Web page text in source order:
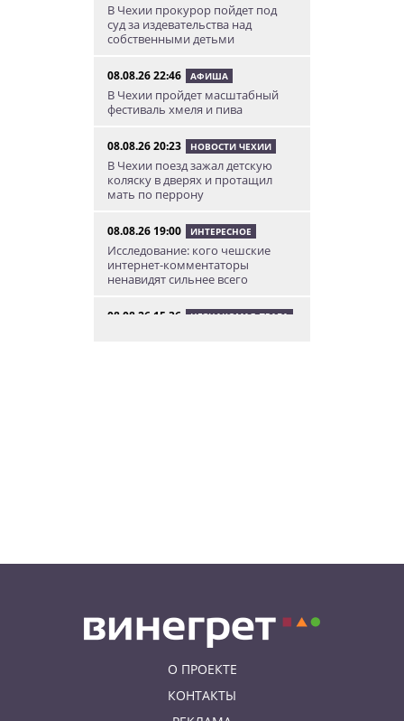
В Чехии прокурор пойдет под
суд за издевательства над
собственными детьми
08.08.26 22:46 АФИША
В Чехии пройдет масштабный
фестиваль хмеля и пива
08.08.26 20:23 НОВОСТИ ЧЕХИИ
В Чехии поезд зажал детскую
коляску в дверях и протащил
мать по перрону
08.08.26 19:00 ИНТЕРЕСНОЕ
Исследование: кого чешские
интернет-комментаторы
ненавидят сильнее всего
08.08.26 15:36 НЕЗНАКОМАЯ ПРАГА
О ПРОЕКТЕ
КОНТАКТЫ